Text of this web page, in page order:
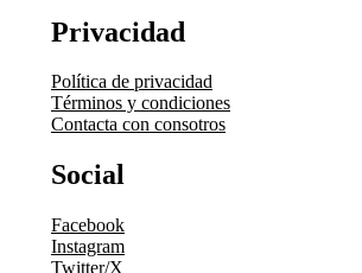
Privacidad
Política de privacidad
Términos y condiciones
Contacta con consotros
Social
Facebook
Instagram
Twitter/X